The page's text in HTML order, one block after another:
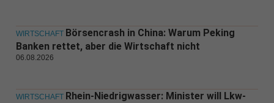
WIRTSCHAFT Börsencrash in China: Warum Peking
Banken rettet, aber die Wirtschaft nicht
06.08.2026
WIRTSCHAFT Rhein-Niedrigwasser: Minister will Lkw-